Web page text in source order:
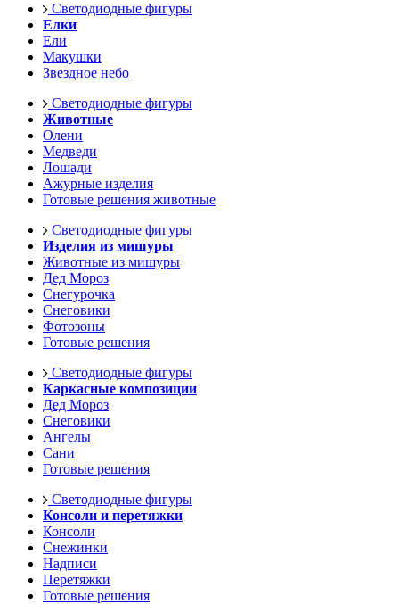
Светодиодные фигуры
Елки
Ели
Макушки
Звездное небо
Светодиодные фигуры
Животные
Олени
Медведи
Лошади
Ажурные изделия
Готовые решения животные
Светодиодные фигуры
Изделия из мишуры
Животные из мишуры
Дед Мороз
Снегурочка
Снеговики
Фотозоны
Готовые решения
Светодиодные фигуры
Каркасные композиции
Дед Мороз
Снеговики
Ангелы
Сани
Готовые решения
Светодиодные фигуры
Консоли и перетяжки
Консоли
Снежинки
Надписи
Перетяжки
Готовые решения